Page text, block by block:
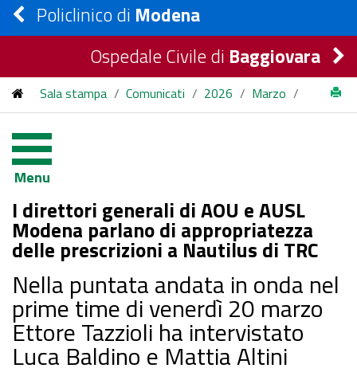
Policlinico di Modena
Ospedale Civile di Baggiovara
Sala stampa / Comunicati / 2026 / Marzo /
appropriatezza delle prescrizioni a Nautilus di TRC
Menu
I direttori generali di AOU e AUSL
Modena parlano di appropriatezza
delle prescrizioni a Nautilus di TRC
Nella puntata andata in onda nel
prime time di venerdì 20 marzo
Ettore Tazzioli ha intervistato
Luca Baldino e Mattia Altini